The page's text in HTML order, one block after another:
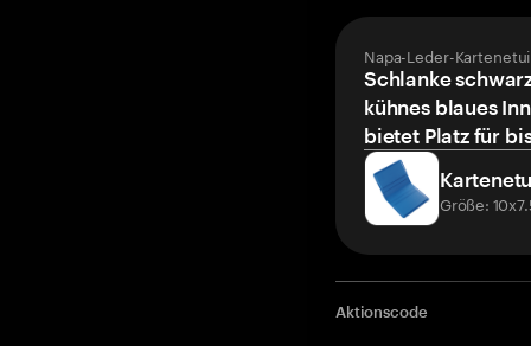
Napa-Leder-
Schlanke
kühnes blaues
bietet Platz für
Größe:
Aktionscode